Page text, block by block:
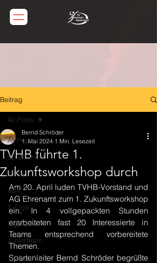
Beitrag
All Posts
Spielbericht
JBLH
wJA
3. Liga
Ligateam
Juniorteam
Vorbericht
All Posts
TVHB führte 1.
Zukunftsworkshop durch
Bernd Schröder
1. Mai 2024 1 Min. Lesezeit
Am 20. April luden TVHB-Vorstand und
AG Ehrenamt zum 1. Zukunftsworkshop
ein. In 4 vollgepackten Stunden
erarbeiteten fast 20 Interessierte in
Teams entsprechend vorbereitete
Themen.
Spartenleiter Bernd Schröder begrüßte